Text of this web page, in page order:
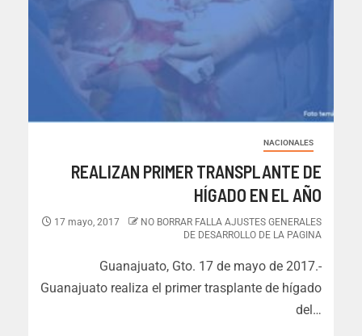
NACIONALES
REALIZAN PRIMER TRANSPLANTE DE
HÍGADO EN EL AÑO
17 mayo, 2017
NO BORRAR FALLA AJUSTES GENERALES
DE DESARROLLO DE LA PAGINA
Guanajuato, Gto. 17 de mayo de 2017.-
Guanajuato realiza el primer trasplante de hígado
del…